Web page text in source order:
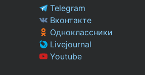
Telegram
Вконтакте
Одноклассники
Livejournal
Youtube